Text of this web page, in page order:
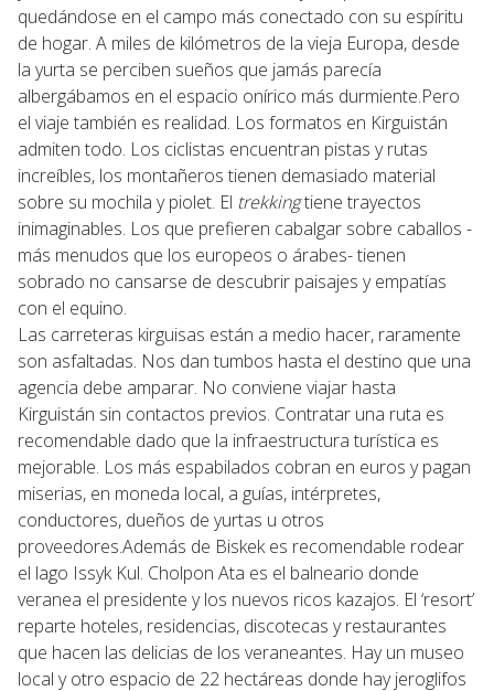
quedándose en el campo más conectado con su espíritu
de hogar. A miles de kilómetros de la vieja Europa, desde
la yurta se perciben sueños que jamás parecía
albergábamos en el espacio onírico más durmiente.Pero
el viaje también es realidad. Los formatos en Kirguistán
admiten todo. Los ciclistas encuentran pistas y rutas
increíbles, los montañeros tienen demasiado material
sobre su mochila y piolet. El trekkingtiene trayectos
inimaginables. Los que prefieren cabalgar sobre caballos -
más menudos que los europeos o árabes- tienen
sobrado no cansarse de descubrir paisajes y empatías
con el equino.
Las carreteras kirguisas están a medio hacer, raramente
son asfaltadas. Nos dan tumbos hasta el destino que una
agencia debe amparar. No conviene viajar hasta
Kirguistán sin contactos previos. Contratar una ruta es
recomendable dado que la infraestructura turística es
mejorable. Los más espabilados cobran en euros y pagan
miserias, en moneda local, a guías, intérpretes,
conductores, dueños de yurtas u otros
proveedores.Además de Biskek es recomendable rodear
el lago Issyk Kul. Cholpon Ata es el balneario donde
veranea el presidente y los nuevos ricos kazajos. El ‘resort’
reparte hoteles, residencias, discotecas y restaurantes
que hacen las delicias de los veraneantes. Hay un museo
local y otro espacio de 22 hectáreas donde hay jeroglifos